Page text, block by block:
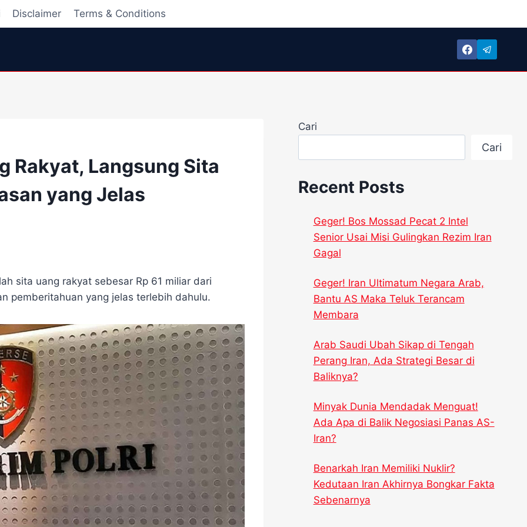
Disclaimer Terms & Conditions
Rakyat, Langsung Sita
yang Jelas
sita uang rakyat sebesar Rp 61 miliar dari
pemberitahuan yang jelas terlebih dahulu.
Cari
Cari
Recent Posts
Geger! Bos Mossad Pecat 2 Intel
Senior Usai Misi Gulingkan Rezim Iran
Gagal
Geger! Iran Ultimatum Negara Arab,
Bantu AS Maka Teluk Terancam
Membara
Arab Saudi Ubah Sikap di Tengah
Perang Iran, Ada Strategi Besar di
Baliknya?
Minyak Dunia Mendadak Menguat!
Ada Apa di Balik Negosiasi Panas AS-
Iran?
Benarkah Iran Memiliki Nuklir?
Kedutaan Iran Akhirnya Bongkar Fakta
Sebenarnya